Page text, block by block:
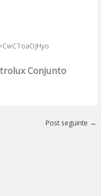
Conjunto
Post seguinte →